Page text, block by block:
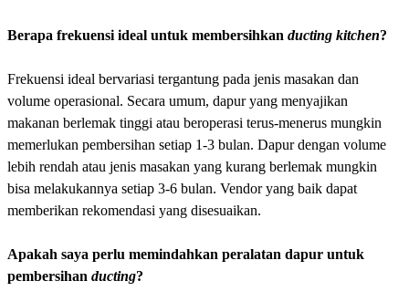
Berapa frekuensi ideal untuk membersihkan ducting kitchen?
Frekuensi ideal bervariasi tergantung pada jenis masakan dan
volume operasional. Secara umum, dapur yang menyajikan
makanan berlemak tinggi atau beroperasi terus-menerus mungkin
memerlukan pembersihan setiap 1-3 bulan. Dapur dengan volume
lebih rendah atau jenis masakan yang kurang berlemak mungkin
bisa melakukannya setiap 3-6 bulan. Vendor yang baik dapat
memberikan rekomendasi yang disesuaikan.
Apakah saya perlu memindahkan peralatan dapur untuk
pembersihan ducting?